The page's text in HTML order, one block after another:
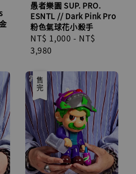
愚者樂園 SUP. PRO.
ESNTL // Dark Pink Pro
粉色氣球花小殺手
Regular
price
NT$ 1,000 - NT$
3,980
優惠
售完